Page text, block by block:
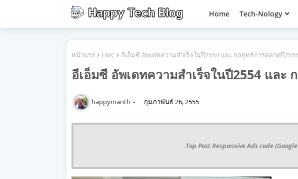
Home Tech-Nology
หน้าแรก EMC อีเอ็มซี อัพเดทความสำเร็จในปี2554 และ กลยุทธ์การตลาดปี2555
อีเอ็มซี อัพเดทความสำเร็จในปี2554 และ
happymanth กุมภาพันธ์ 26, 2555
Top Post Responsive Ads code